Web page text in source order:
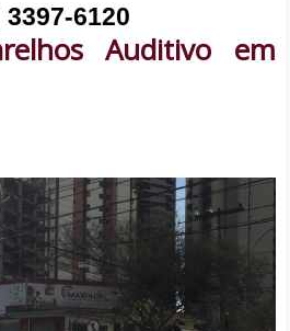
3397-6120
Auditivo em